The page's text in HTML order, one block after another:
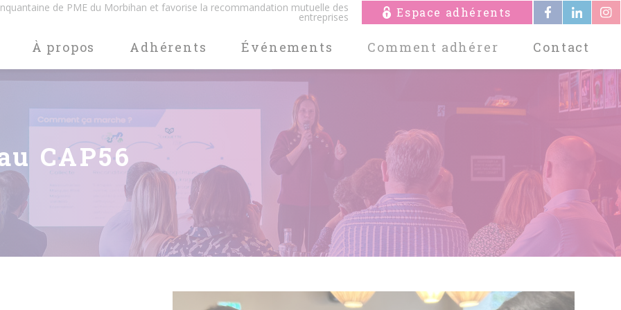
de PME du Morbihan et favorise la recommandation mutuelle des
entreprises Espace adhérents
À propos Adhérents Événements Comment adhérer Contact
CAP56